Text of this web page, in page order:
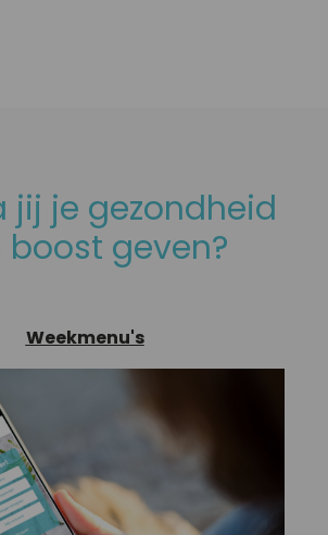
jij je gezondheid
boost geven?
Weekmenu's